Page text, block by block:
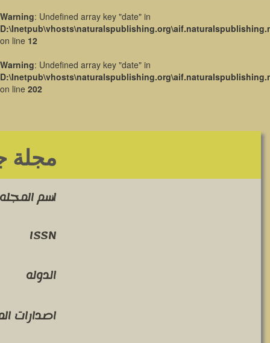
Warning: Undefined array key "date" in
on line 12
Warning: Undefined array key "date" in
on line 202
مجلة
اسم المجله
ISSN
الدوله
اصدارات